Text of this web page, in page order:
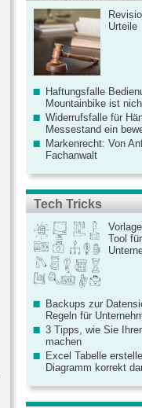
Urteile
Haftungsfalle
Mountainbike ist
Widerrufsfalle für
Messestand ein
Markenrecht: Von
Fachanwalt
Tech Tricks
Tool
Backups zur
Regeln für
3 Tipps, wie Sie
machen
Excel Tabelle
Diagramm korrekt